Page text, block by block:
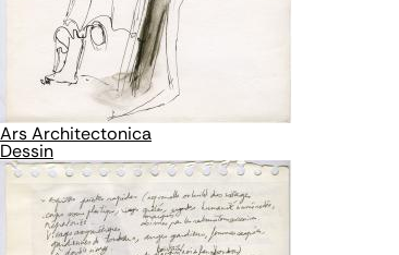
Ars Architectonica
Dessin